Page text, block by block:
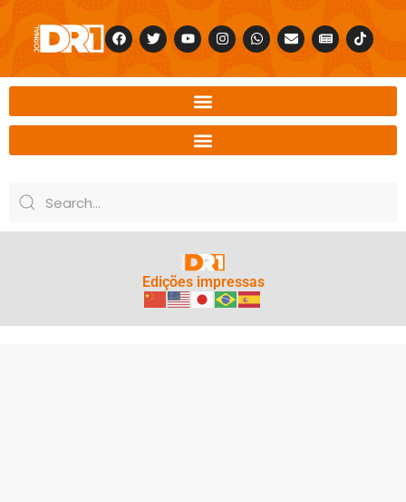
Edições impressas